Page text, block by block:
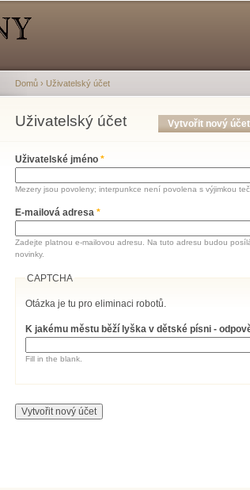
Jste zde
Domů › Uživatelský účet
Uživatelský účet
Hlavní záložky Vytvořit nový účet
Uživatelské jméno *
Mezery jsou povoleny; interpunkce není povolena s výjimkou
E-mailová adresa *
Zadejte platnou e-mailovou adresu. Na tuto adresu budou
novinky.
CAPTCHA
Otázka je tu pro eliminaci robotů.
K jakému městu běží lyška v dětské písni -
Fill in the blank.